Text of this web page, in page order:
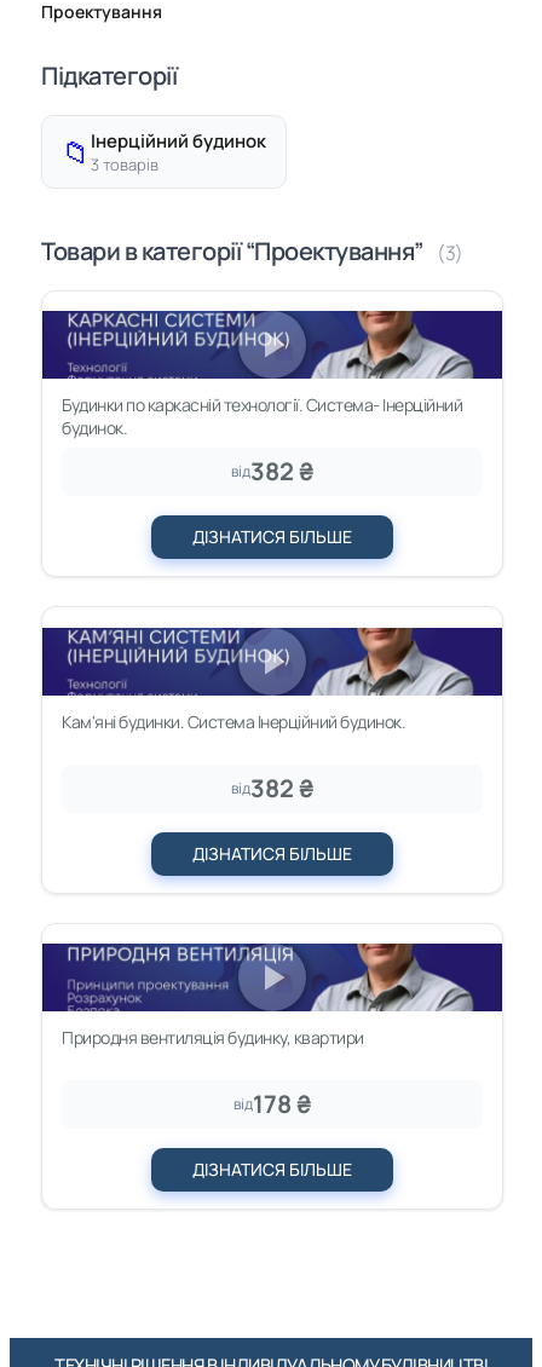
Проектування
Підкатегорії
📁 Інерційний будинок
3 товарів
Товари в категорії “Проектування” (3)
Будинки по каркасній технології. Система- Інерційний
будинок.
від382 ₴
ДІЗНАТИСЯ БІЛЬШЕ
Кам'яні будинки. Система Інерційний будинок.
від382 ₴
ДІЗНАТИСЯ БІЛЬШЕ
Природня вентиляція будинку, квартири
від178 ₴
ДІЗНАТИСЯ БІЛЬШЕ